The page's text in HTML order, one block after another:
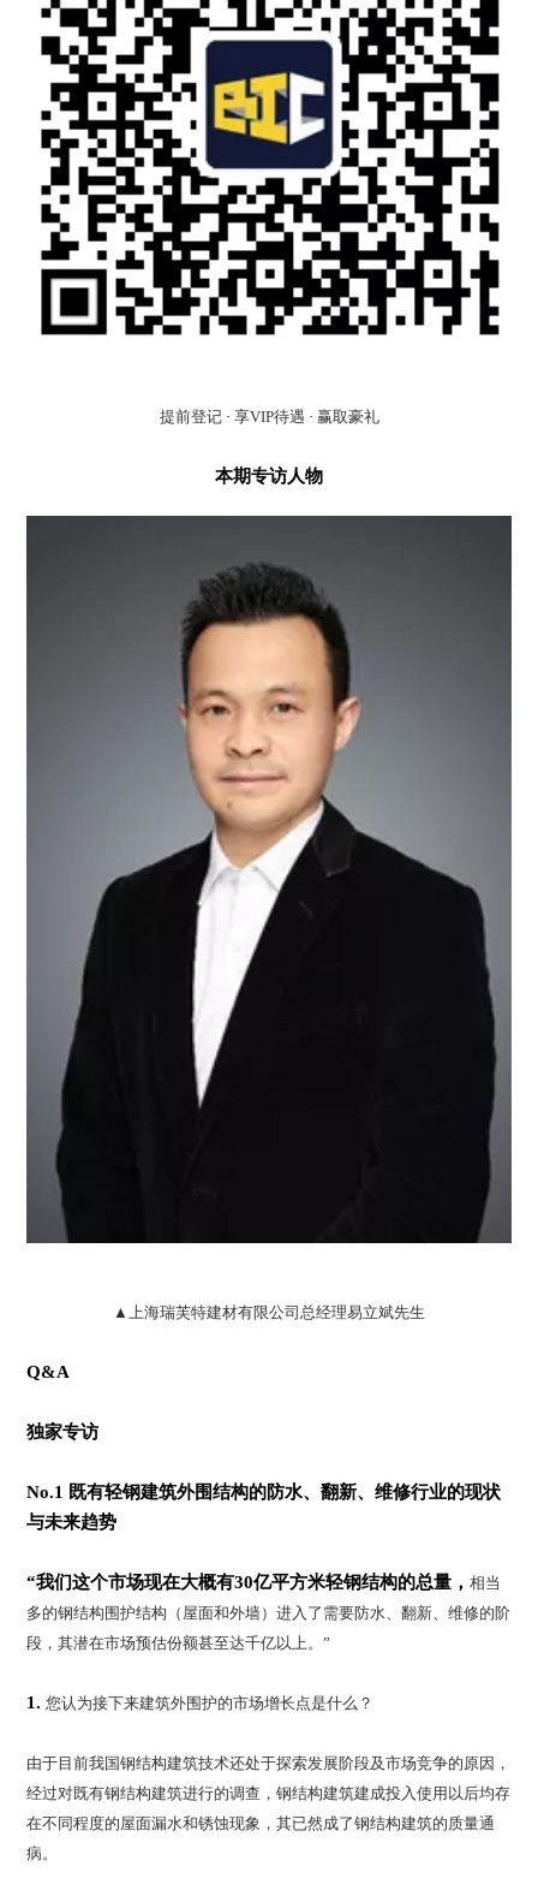
提前登记 · 享VIP待遇 · 赢取豪礼
本期专访人物
▲上海瑞芙特建材有限公司总经理易立斌先生
Q&A
独家专访
No.1 既有轻钢建筑外围结构的防水、翻新、维修行业的现状
与未来趋势
“我们这个市场现在大概有30亿平方米轻钢结构的总量，相当
多的钢结构围护结构（屋面和外墙）进入了需要防水、翻新、维修的阶
段，其潜在市场预估份额甚至达千亿以上。”
1.您认为接下来建筑外围护的市场增长点是什么？
由于目前我国钢结构建筑技术还处于探索发展阶段及市场竞争的原因，
经过对既有钢结构建筑进行的调查，钢结构建筑建成投入使用以后均存
在不同程度的屋面漏水和锈蚀现象，其已然成了钢结构建筑的质量通
病。